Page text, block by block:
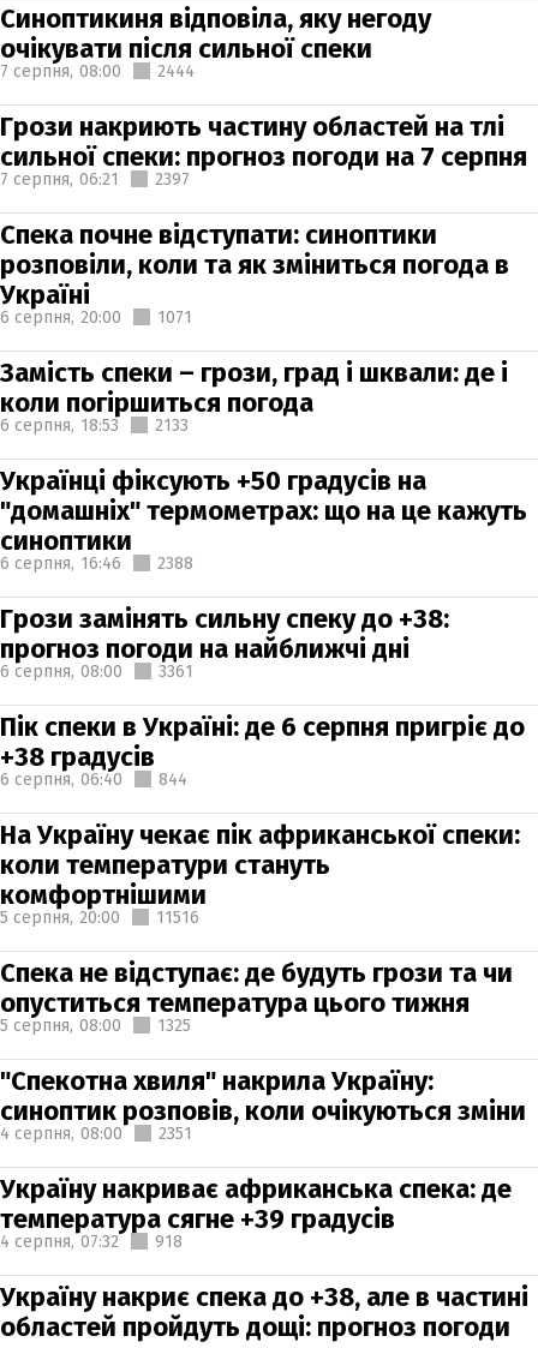
Синоптикиня відповіла, яку негоду
очікувати після сильної спеки
7 серпня, 08:00 2444
Грози накриють частину областей на тлі
сильної спеки: прогноз погоди на 7 серпня
7 серпня, 06:21 2397
Спека почне відступати: синоптики
розповіли, коли та як зміниться погода в
Україні
6 серпня, 20:00 1071
Замість спеки – грози, град і шквали: де і
коли погіршиться погода
6 серпня, 18:53 2133
Українці фіксують +50 градусів на
"домашніх" термометрах: що на це кажуть
синоптики
6 серпня, 16:46 2388
Грози замінять сильну спеку до +38:
прогноз погоди на найближчі дні
6 серпня, 08:00 3361
Пік спеки в Україні: де 6 серпня пригріє до
+38 градусів
6 серпня, 06:40 844
На Україну чекає пік африканської спеки:
коли температури стануть
комфортнішими
5 серпня, 20:00 11516
Спека не відступає: де будуть грози та чи
опуститься температура цього тижня
5 серпня, 08:00 1325
"Спекотна хвиля" накрила Україну:
синоптик розповів, коли очікуються зміни
4 серпня, 08:00 2351
Україну накриває африканська спека: де
температура сягне +39 градусів
4 серпня, 07:32 918
Україну накриє спека до +38, але в частині
областей пройдуть дощі: прогноз погоди